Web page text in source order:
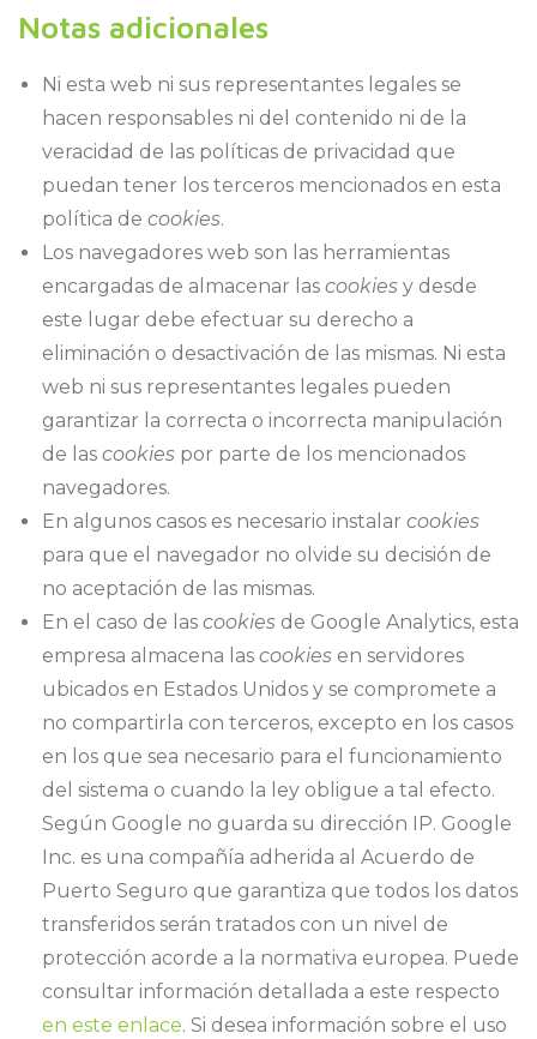
Notas adicionales
Ni esta web ni sus representantes legales se
hacen responsables ni del contenido ni de la
veracidad de las políticas de privacidad que
puedan tener los terceros mencionados en esta
política de cookies.
Los navegadores web son las herramientas
encargadas de almacenar las cookies y desde
este lugar debe efectuar su derecho a
eliminación o desactivación de las mismas. Ni esta
web ni sus representantes legales pueden
garantizar la correcta o incorrecta manipulación
de las cookies por parte de los mencionados
navegadores.
En algunos casos es necesario instalar cookies
para que el navegador no olvide su decisión de
no aceptación de las mismas.
En el caso de las cookies de Google Analytics, esta
empresa almacena las cookies en servidores
ubicados en Estados Unidos y se compromete a
no compartirla con terceros, excepto en los casos
en los que sea necesario para el funcionamiento
del sistema o cuando la ley obligue a tal efecto.
Según Google no guarda su dirección IP. Google
Inc. es una compañía adherida al Acuerdo de
Puerto Seguro que garantiza que todos los datos
transferidos serán tratados con un nivel de
protección acorde a la normativa europea. Puede
consultar información detallada a este respecto
en este enlace. Si desea información sobre el uso